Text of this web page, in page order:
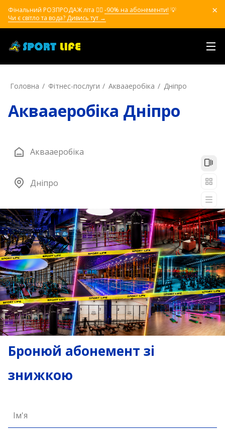
Фінальний РОЗПРОДАЖ літа ❤️‍🔥 -90% на абонементи! 💡
Чи є світло та вода? Дивись тут →
Головна Фітнес-послуги Аквааеробіка Дніпро
Аквааеробіка Дніпро
Аквааеробіка
Дніпро
Бронюй абонемент зі
знижкою
Ім'я